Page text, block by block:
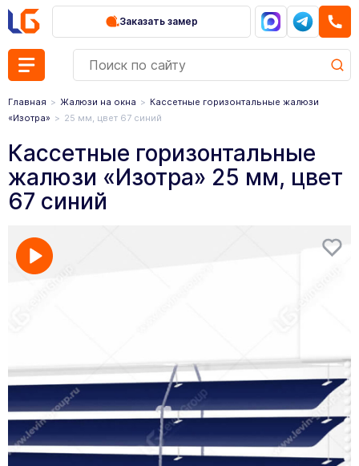
Заказать замер
Главная Жалюзи на окна
Кассетные горизонтальные жалюзи
«Изотра»
25 мм, цвет 67 синий
Кассетные горизонтальные
жалюзи «Изотра» 25 мм, цвет
67 синий